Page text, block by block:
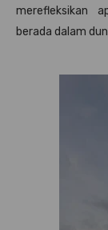
merefleksikan
berada dalam